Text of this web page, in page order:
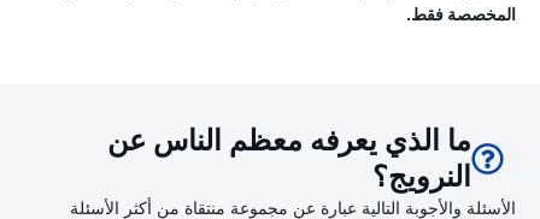
المخصصة فقط.
ما الذي يعرفه معظم الناس عن
النرويج؟
الأسئلة والأجوبة التالية عبارة عن مجموعة منتقاة من أكثر الأسئلة